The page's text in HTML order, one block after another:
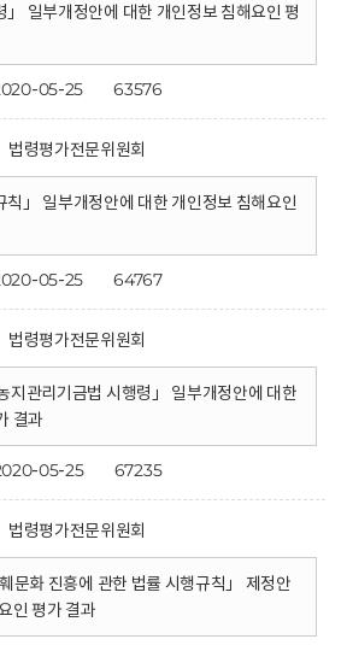
」 일부개정안에 대한 개인정보 침해요인 평
05-25 63576
법령평가전문위원회
칙」 일부개정안에 대한 개인정보 침해요인
05-25 64767
법령평가전문위원회
지관리기금법 시행령」 일부개정안에 대한
결과
05-25 67235
법령평가전문위원회
문화 진흥에 관한 법률 시행규칙」 제정안
인 평가 결과